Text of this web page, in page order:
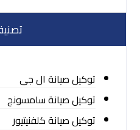
توكيل صيانة ال جى
توكيل صيانة سامسونج
توكيل صيانة كلفنيتيور